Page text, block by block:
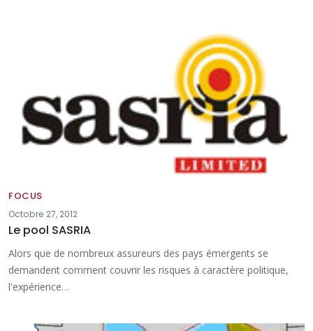
FOCUS
Octobre 27, 2012
Le pool SASRIA
Alors que de nombreux assureurs des pays émergents se
demandent comment couvrir les risques à caractère politique,
l'expérience…